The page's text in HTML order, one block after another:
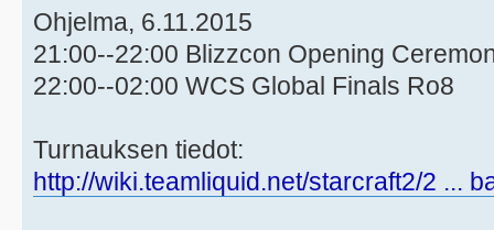
Ohjelma, 6.11.2015
21:00--22:00 Blizzcon Opening
22:00--02:00 WCS Global Finals Ro8
Turnauksen tiedot:
http://wiki.teamliquid.net/starcraft2/2 ...